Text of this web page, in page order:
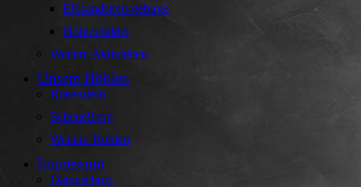
Elbsandstein-gebirge
Höhlenbilder
Weitere Aktivitäten
Unsere Höhlen
Rosenstein
Scheuelberg
Weitere Höhlen
Impressum
Datenschutz